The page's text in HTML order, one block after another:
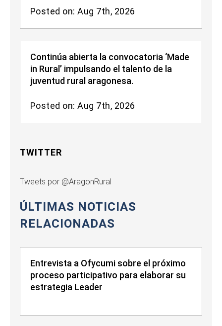
Posted on: Aug 7th, 2026
Continúa abierta la convocatoria ‘Made
in Rural’ impulsando el talento de la
juventud rural aragonesa.
Posted on: Aug 7th, 2026
TWITTER
Tweets por @AragonRural
ÚLTIMAS NOTICIAS
RELACIONADAS
Entrevista a Ofycumi sobre el próximo
proceso participativo para elaborar su
estrategia Leader